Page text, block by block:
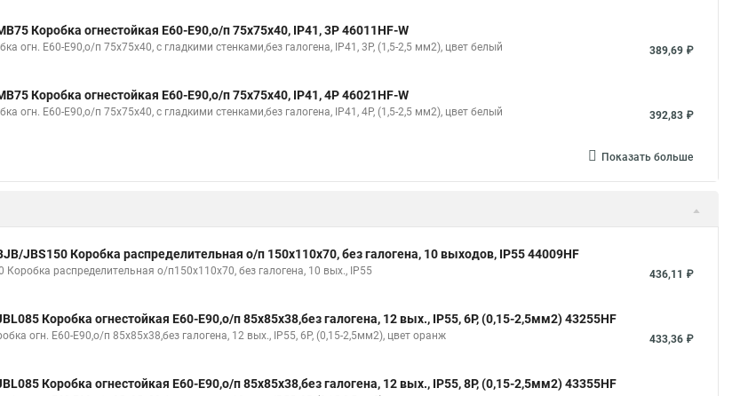
Коробка огнестойкая E60-E90,о/п 75х75х40, IP41, 3P 46011HF-W
огн. E60-E90,о/п 75х75х40, с гладкими стенками,без галогена, IP41, 3P, (1,5-2,5 мм2), цвет белый 389,69 ₽
Коробка огнестойкая E60-E90,о/п 75х75х40, IP41, 4P 46021HF-W
огн. E60-E90,о/п 75х75х40, с гладкими стенками,без галогена, IP41, 4P, (1,5-2,5 мм2), цвет белый 392,83 ₽
Показать больше
JBS150 Коробка распределительная о/п 150х110х70, без галогена, 10 выходов, IP55 44009HF
Коробка распределительная о/п150х110х70, без галогена, 10 вых., IP55 436,11 ₽
Коробка огнестойкая E60-E90,о/п 85х85х38,без галогена, 12 вых., IP55, 6P, (0,15-2,5мм2) 43255HF
огн. E60-E90,о/п 85х85х38,без галогена, 12 вых., IP55, 6P, (0,15-2,5мм2), цвет оранж 433,36 ₽
Коробка огнестойкая E60-E90,о/п 85х85х38,без галогена, 12 вых., IP55, 8P, (0,15-2,5мм2) 43355HF